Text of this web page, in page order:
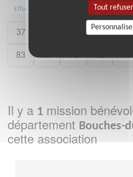
Effacer 13 29
37 75 77
83 87 91 92 93
Il y a 1 mission
département Bouches-
cette association
Tout refuser